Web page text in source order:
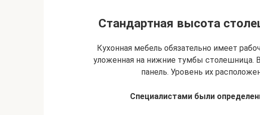
Стандартная высота
Кухонная мебель обязательно имеет
уложенная на нижние тумбы столешница.
панель. Уровень их
Специалистами были